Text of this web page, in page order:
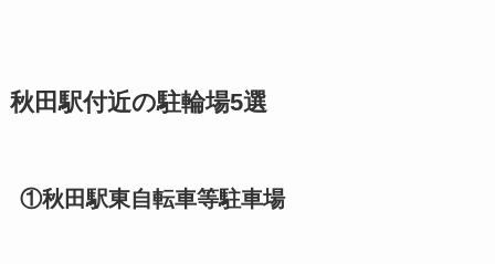
秋田駅付近の駐輪場5選
①秋田駅東自転車等駐車場